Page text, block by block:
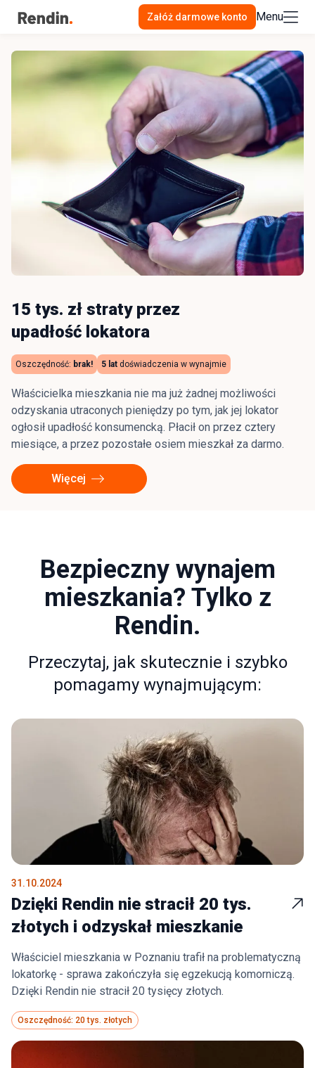
Załóż darmowe konto Menu
15 tys. zł straty przez
upadłość lokatora
Oszczędność: brak! 5 lat doświadczenia w wynajmie
Właścicielka mieszkania nie ma już żadnej możliwości
odzyskania utraconych pieniędzy po tym, jak jej lokator
ogłosił upadłość konsumencką. Płacił on przez cztery
miesiące, a przez pozostałe osiem mieszkał za darmo.
Więcej
Bezpieczny wynajem
mieszkania? Tylko z
Rendin.
Przeczytaj, jak skutecznie i szybko
pomagamy wynajmującym:
31.10.2024
Dzięki Rendin nie stracił 20 tys.
złotych i odzyskał mieszkanie
Właściciel mieszkania w Poznaniu trafił na problematyczną
lokatorkę - sprawa zakończyła się egzekucją komorniczą.
Dzięki Rendin nie stracił 20 tysięcy złotych.
Oszczędność: 20 tys. złotych